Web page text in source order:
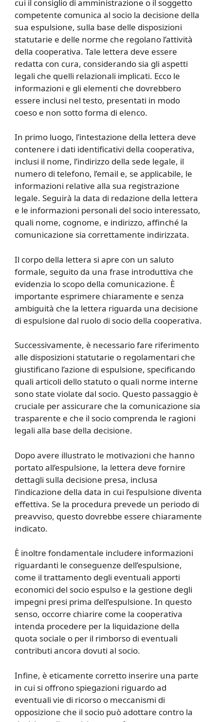
cui il consiglio di amministrazione o il soggetto
competente comunica al socio la decisione della
sua espulsione, sulla base delle disposizioni
statutarie e delle norme che regolano l’attività
della cooperativa. Tale lettera deve essere
redatta con cura, considerando sia gli aspetti
legali che quelli relazionali implicati. Ecco le
informazioni e gli elementi che dovrebbero
essere inclusi nel testo, presentati in modo
coeso e non sotto forma di elenco.
In primo luogo, l’intestazione della lettera deve
contenere i dati identificativi della cooperativa,
inclusi il nome, l’indirizzo della sede legale, il
numero di telefono, l’email e, se applicabile, le
informazioni relative alla sua registrazione
legale. Seguirà la data di redazione della lettera
e le informazioni personali del socio interessato,
quali nome, cognome, e indirizzo, affinché la
comunicazione sia correttamente indirizzata.
Il corpo della lettera si apre con un saluto
formale, seguito da una frase introduttiva che
evidenzia lo scopo della comunicazione. È
importante esprimere chiaramente e senza
ambiguità che la lettera riguarda una decisione
di espulsione dal ruolo di socio della cooperativa.
Successivamente, è necessario fare riferimento
alle disposizioni statutarie o regolamentari che
giustificano l’azione di espulsione, specificando
quali articoli dello statuto o quali norme interne
sono state violate dal socio. Questo passaggio è
cruciale per assicurare che la comunicazione sia
trasparente e che il socio comprenda le ragioni
legali alla base della decisione.
Dopo avere illustrato le motivazioni che hanno
portato all’espulsione, la lettera deve fornire
dettagli sulla decisione presa, inclusa
l’indicazione della data in cui l’espulsione diventa
effettiva. Se la procedura prevede un periodo di
preavviso, questo dovrebbe essere chiaramente
indicato.
È inoltre fondamentale includere informazioni
riguardanti le conseguenze dell’espulsione,
come il trattamento degli eventuali apporti
economici del socio espulso e la gestione degli
impegni presi prima dell’espulsione. In questo
senso, occorre chiarire come la cooperativa
intenda procedere per la liquidazione della
quota sociale o per il rimborso di eventuali
contributi ancora dovuti al socio.
Infine, è eticamente corretto inserire una parte
in cui si offrono spiegazioni riguardo ad
eventuali vie di ricorso o meccanismi di
opposizione che il socio può adottare contro la